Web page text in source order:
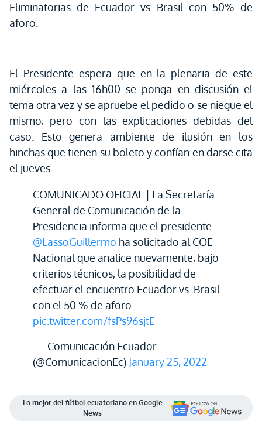
Eliminatorias de Ecuador vs Brasil con 50% de
aforo.
El Presidente espera que en la plenaria de este
miércoles a las 16h00 se ponga en discusión el
tema otra vez y se apruebe el pedido o se niegue el
mismo, pero con las explicaciones debidas del
caso. Esto genera ambiente de ilusión en los
hinchas que tienen su boleto y confían en darse cita
el jueves.
COMUNICADO OFICIAL | La Secretaría
General de Comunicación de la
Presidencia informa que el presidente
@LassoGuillermo ha solicitado al COE
Nacional que analice nuevamente, bajo
criterios técnicos, la posibilidad de
efectuar el encuentro Ecuador vs. Brasil
con el 50 % de aforo.
pic.twitter.com/fsPs96sjtE
— Comunicación Ecuador
(@ComunicacionEc) January 25, 2022
Lo mejor del fútbol ecuatoriano en Google
News